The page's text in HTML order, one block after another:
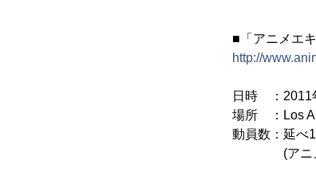
■「アニメエ
http://
日時 ：2011
場所 ：Los
動員数：延べ
(アニメ、